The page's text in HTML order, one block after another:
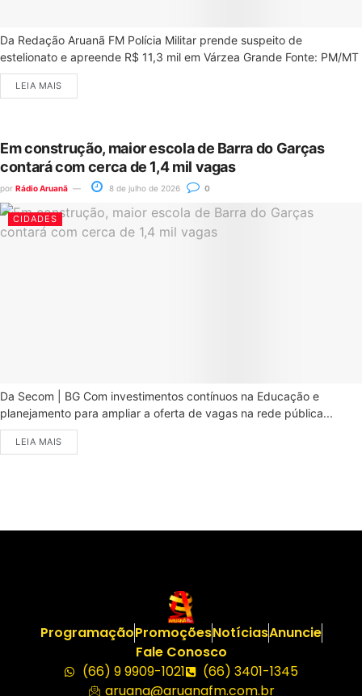
Da Redação Aruanã FM Polícia Militar prende suspeito de
estelionato e apreende R$ 11,3 mil em Várzea Grande Fonte: PM/MT
LEIA MAIS
Em construção, maior escola de Barra do Garças
contará com cerca de 1,4 mil vagas
por Rádio Aruanã 8 de julho de 2026 0
CIDADES
Da Secom | BG Com investimentos contínuos na Educação e
planejamento para ampliar a oferta de vagas na rede pública...
LEIA MAIS
ProgramaçãoPromoçõesNotíciasAnuncie
Fale Conosco
(66) 9 9909-1021
(66) 3401-1345
aruana@aruanafm.com.br